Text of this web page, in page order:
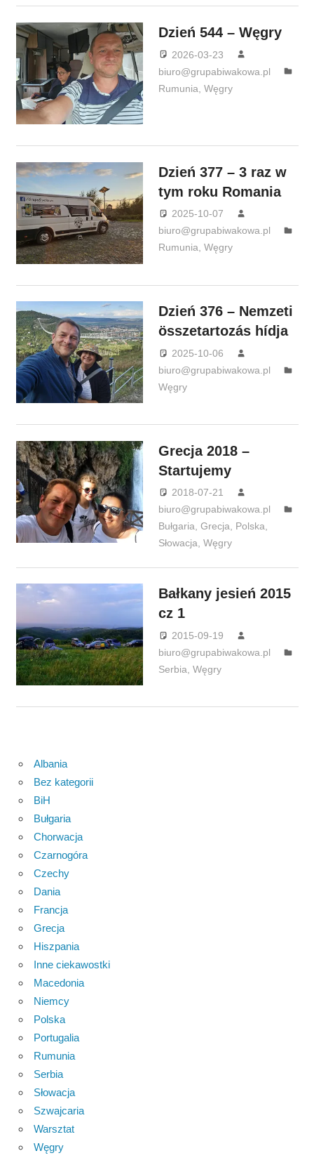
Dzień 544 – Węgry
2026-03-23
biuro@grupabiwakowa.pl
Rumunia ,Węgry
Dzień 377 – 3 raz w
tym roku Romania
2025-10-07
biuro@grupabiwakowa.pl
Rumunia ,Węgry
Dzień 376 – Nemzeti
összetartozás hídja
2025-10-06
biuro@grupabiwakowa.pl
Węgry
Grecja 2018 –
Startujemy
2018-07-21
biuro@grupabiwakowa.pl
Bułgaria,Grecja, Polska,
Słowacja,Węgry
Bałkany jesień 2015
cz 1
2015-09-19
biuro@grupabiwakowa.pl
Serbia ,Węgry
Albania
Bez kategorii
BiH
Bułgaria
Chorwacja
Czarnogóra
Czechy
Dania
Francja
Grecja
Hiszpania
Inne ciekawostki
Macedonia
Niemcy
Polska
Portugalia
Rumunia
Serbia
Słowacja
Szwajcaria
Warsztat
Węgry